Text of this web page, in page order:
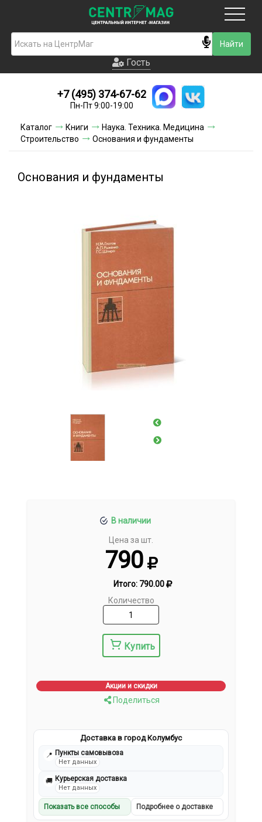
Гость
Новинки
Условия доставки
Контакты
Гость
+7 (495) 374-67-62
Пн-Пт 9:00-19:00
Каталог Книги
Наука. Техника. Медицина
Строительство
Основания и фундаменты
Основания и фундаменты
В наличии
Цена за шт.
790
Итого: 790.00
Количество
Купить
Акции и скидки
Поделиться
Доставка в город Колумбус
📍 Пункты самовывоза
Нет данных
🚚 Курьерская доставка
Нет данных
Показать все способы Подробнее о доставке